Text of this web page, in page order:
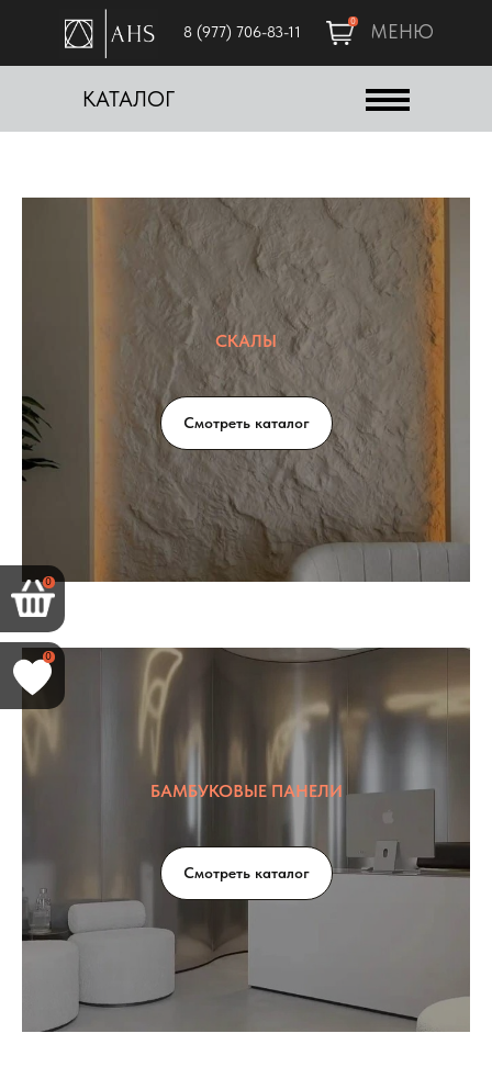
МЕНЮ
0
8 (977) 706-83-11
КАТАЛОГ
0
0
СКАЛЫ
Смотреть каталог
БАМБУКОВЫЕ ПАНЕЛИ
Смотреть каталог